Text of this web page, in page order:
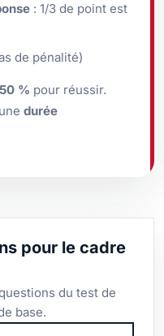
: 1/3 de point est
de pénalité)
50 % pour réussir.
durée
pour le cadre
du test de
base.